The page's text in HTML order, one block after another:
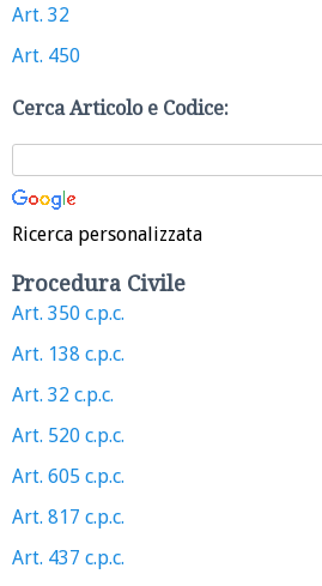
Art. 32
Art. 450
Cerca Articolo e Codice:
Ricerca personalizzata
Procedura Civile
Art. 350 c.p.c.
Art. 138 c.p.c.
Art. 32 c.p.c.
Art. 520 c.p.c.
Art. 605 c.p.c.
Art. 817 c.p.c.
Art. 437 c.p.c.